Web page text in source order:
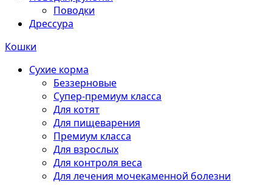
Поводки
Дрессура
Кошки
Сухие корма
Беззерновые
Супер-премиум класса
Для котят
Для пищеварения
Премиум класса
Для взрослых
Для контроля веса
Для лечения мочекаменной болезни